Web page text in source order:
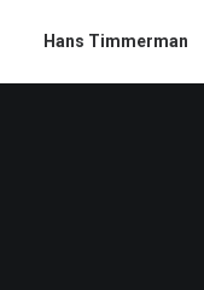
Hans Timmerman